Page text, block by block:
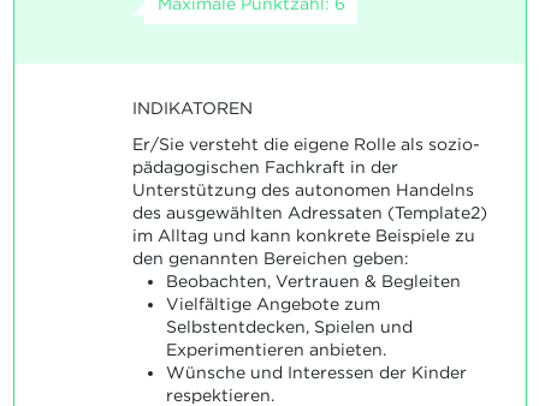
INDIKATOREN
Er/Sie versteht die eigene Rolle als sozio-
pädagogischen Fachkraft in der
Unterstützung des autonomen Handelns
des ausgewählten Adressaten (Template2)
im Alltag und kann konkrete Beispiele zu
den genannten Bereichen geben:
Beobachten, Vertrauen & Begleiten
Vielfältige Angebote zum
Selbstentdecken, Spielen und
Experimentieren anbieten.
Wünsche und Interessen der Kinder
respektieren.